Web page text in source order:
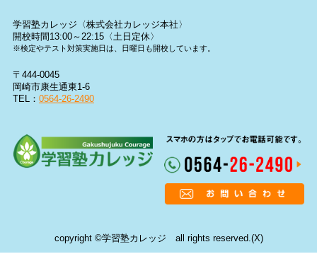
学習塾カレッジ〈株式会社カレッジ本社〉
開校時間13:00～22:15〈土日定休〉
※検定やテスト対策実施日は、日曜日も開校しています。
〒444-0045
岡崎市康生通東1-6
TEL： 0564-26-2490
copyright ©学習塾カレッジ all rights reserved.(X)